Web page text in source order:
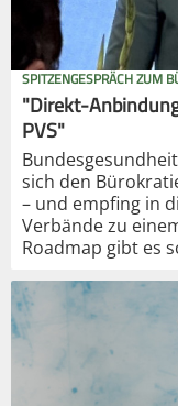
SPITZENGESPRÄCH ZUM
"Direkt-
PVS"
sich den
– und empfing in
Verbände zu
Roadmap gibt es